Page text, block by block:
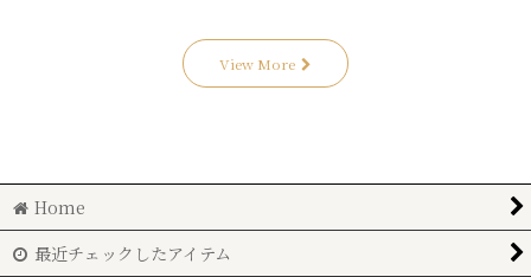
View More
Home
最近チェックしたアイテム